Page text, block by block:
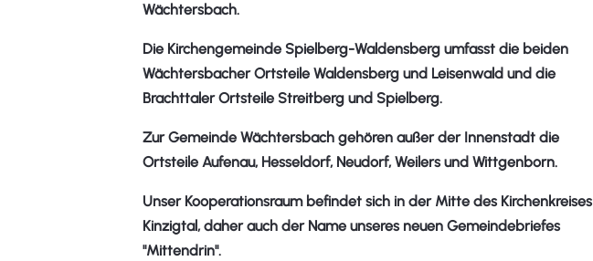
Wächtersbach.
Die Kirchengemeinde Spielberg-Waldensberg umfasst die beiden
Wächtersbacher Ortsteile Waldensberg und Leisenwald und die
Brachttaler Ortsteile Streitberg und Spielberg.
Zur Gemeinde Wächtersbach gehören außer der Innenstadt die
Ortsteile Aufenau, Hesseldorf, Neudorf, Weilers und Wittgenborn.
Unser Kooperationsraum befindet sich in der Mitte des Kirchenkreises
Kinzigtal, daher auch der Name unseres neuen Gemeindebriefes
"Mittendrin".